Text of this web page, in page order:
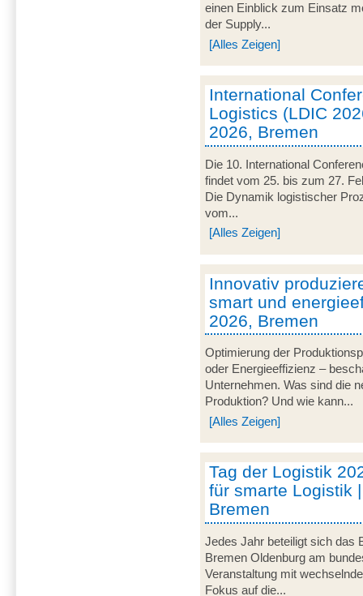
einen Einblick zum Einsatz
der Supply...
[Alles Zeigen]
International
Logistics (LDIC
2026, Bremen
Die 10. International
findet vom 25. bis zum 27.
Die Dynamik logistischer
vom...
[Alles Zeigen]
Innovativ
smart und
2026, Bremen
Optimierung der
oder Energieeffizienz –
Unternehmen. Was sind die
Produktion? Und wie kann...
[Alles Zeigen]
Tag der Logistik
für smarte Logistik
Bremen
Jedes Jahr beteiligt sich das
Bremen Oldenburg am
Veranstaltung mit
Fokus auf die...